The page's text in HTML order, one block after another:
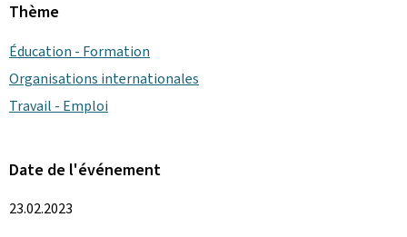
Thème
Éducation - Formation
Organisations internationales
Travail - Emploi
Date de l'événement
23.02.2023